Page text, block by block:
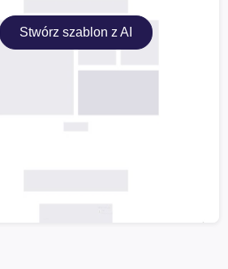
Stwórz szablon z AI